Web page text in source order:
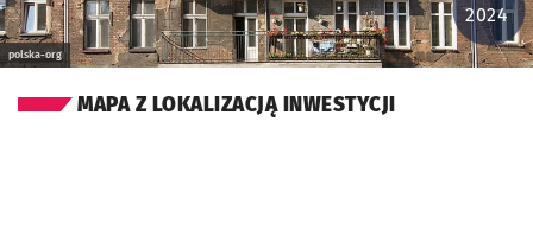
polska-org
2024
MAPA Z LOKALIZACJĄ INWESTYCJI